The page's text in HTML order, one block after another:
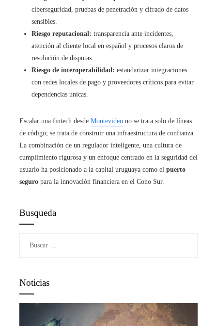
ciberseguridad, pruebas de penetración y cifrado de datos
sensibles.
Riesgo reputacional: transparencia ante incidentes,
atención al cliente local en español y procesos claros de
resolución de disputas.
Riesgo de interoperabilidad: estandarizar integraciones
con redes locales de pago y proveedores críticos para evitar
dependencias únicas.
Escalar una fintech desde Montevideo no se trata solo de líneas
de código; se trata de construir una infraestructura de confianza.
La combinación de un regulador inteligente, una cultura de
cumplimiento rigurosa y un enfoque centrado en la seguridad del
usuario ha posicionado a la capital uruguaya como el puerto
seguro para la innovación financiera en el Cono Sur.
Busqueda
Noticias